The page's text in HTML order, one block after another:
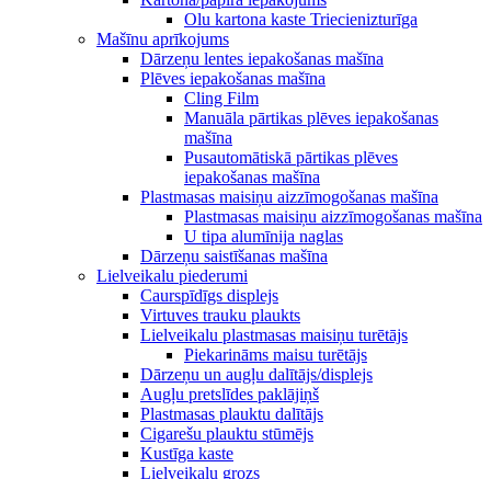
Olu kartona kaste Triecienizturīga
Mašīnu aprīkojums
Dārzeņu lentes iepakošanas mašīna
Plēves iepakošanas mašīna
Cling Film
Manuāla pārtikas plēves iepakošanas
mašīna
Pusautomātiskā pārtikas plēves
iepakošanas mašīna
Plastmasas maisiņu aizzīmogošanas mašīna
Plastmasas maisiņu aizzīmogošanas mašīna
U tipa alumīnija naglas
Dārzeņu saistīšanas mašīna
Lielveikalu piederumi
Caurspīdīgs displejs
Virtuves trauku plaukts
Lielveikalu plastmasas maisiņu turētājs
Piekarināms maisu turētājs
Dārzeņu un augļu dalītājs/displejs
Augļu pretslīdes paklājiņš
Plastmasas plauktu dalītājs
Cigarešu plauktu stūmējs
Kustīga kaste
Lielveikalu grozs